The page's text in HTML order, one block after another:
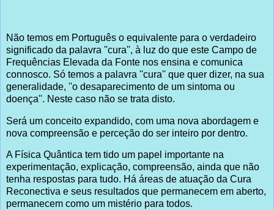
Não temos em Português o equivalente para o verdadeiro
significado da palavra ''cura'', à luz do que este Campo de
Frequências Elevada da Fonte nos ensina e comunica
connosco. Só temos a palavra ''cura'' que quer dizer, na sua
generalidade, ''o desaparecimento de um sintoma ou
doença''. Neste caso não se trata disto.
Será um conceito expandido, com uma nova abordagem e
nova compreensão e perceção do ser inteiro por dentro.
A Física Quântica tem tido um papel importante na
experimentação, explicação, compreensão, ainda que não
tenha respostas para tudo. Há áreas de atuação da Cura
Reconectiva e seus resultados que permanecem em aberto,
permanecem como um mistério para todos.